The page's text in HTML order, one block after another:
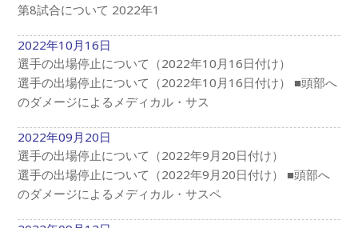
第8試合について 2022年1
2022年10月16日
選手の出場停止について（2022年10月16日付け）
選手の出場停止について（2022年10月16日付け） ■頭部へ
のダメージによるメディカル・サス
2022年09月20日
選手の出場停止について（2022年9月20日付け）
選手の出場停止について（2022年9月20日付け） ■頭部へ
のダメージによるメディカル・サスペ